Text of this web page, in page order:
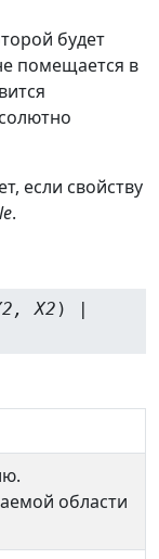
будет
помещается в
если свойству
.
X2 ) |
области